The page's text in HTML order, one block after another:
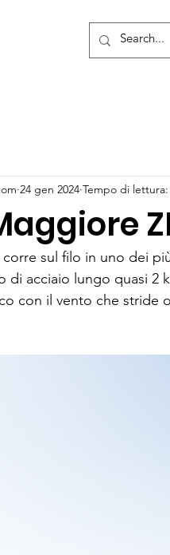
24 gen 2024 Tempo di lettura:
corre sul filo in uno dei
di acciaio lungo quasi
con il vento che stride